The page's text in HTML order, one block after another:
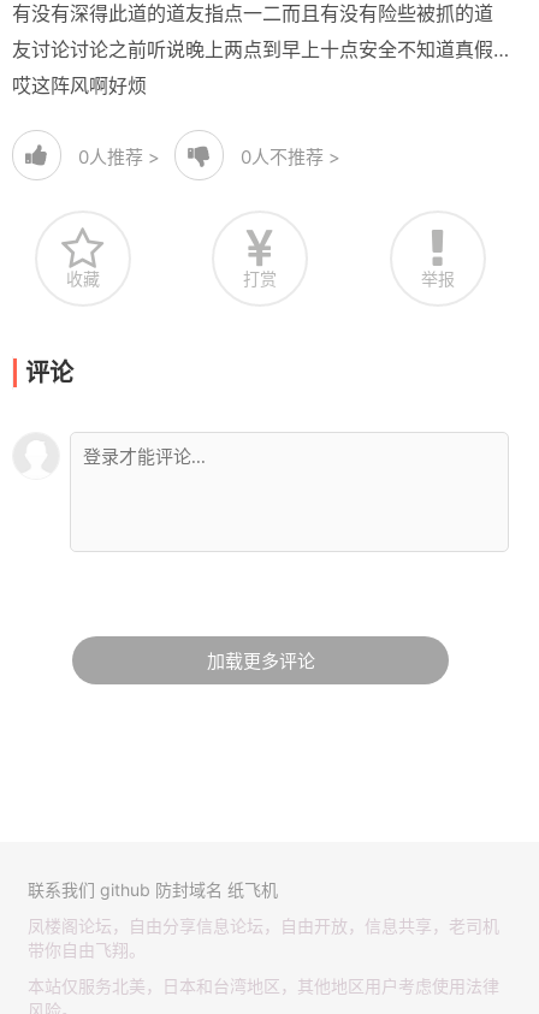
有没有深得此道的道友指点一二而且有没有险些被抓的道
友讨论讨论之前听说晚上两点到早上十点安全不知道真假…
哎这阵风啊好烦
0人推荐 > 0人不推荐 >
收藏 打赏 举报
评论
加载更多评论
联系我们 github 防封域名 纸飞机
凤楼阁论坛，自由分享信息论坛，自由开放，信息共享，老司机
带你自由飞翔。
本站仅服务北美，日本和台湾地区，其他地区用户考虑使用法律
风险。